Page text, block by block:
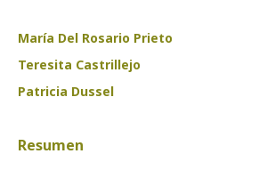
María Del Rosario Prieto
Teresita Castrillejo
Patricia Dussel
Resumen